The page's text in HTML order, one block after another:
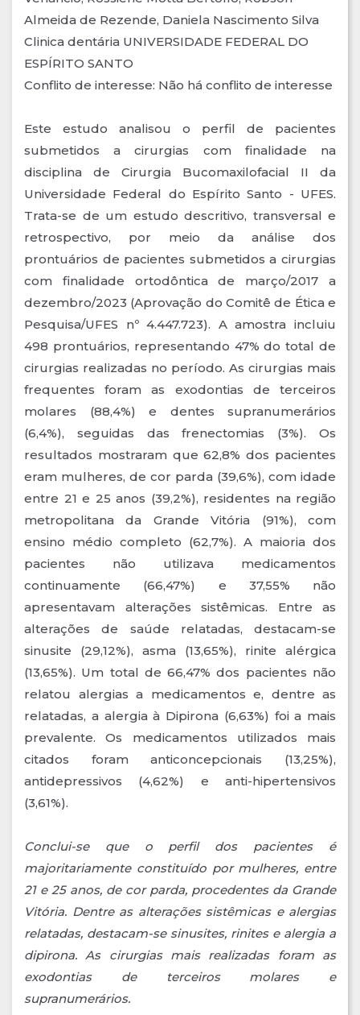
Almeida de Rezende, Daniela Nascimento Silva
Clinica dentária UNIVERSIDADE FEDERAL DO
ESPÍRITO SANTO
Conflito de interesse: Não há conflito de interesse
Este estudo analisou o perfil de pacientes
submetidos a cirurgias com finalidade na
disciplina de Cirurgia Bucomaxilofacial II da
Universidade Federal do Espírito Santo - UFES.
Trata-se de um estudo descritivo, transversal e
retrospectivo, por meio da análise dos
prontuários de pacientes submetidos a cirurgias
com finalidade ortodôntica de março/2017 a
dezembro/2023 (Aprovação do Comitê de Ética e
Pesquisa/UFES nº 4.447.723). A amostra incluiu
498 prontuários, representando 47% do total de
cirurgias realizadas no período. As cirurgias mais
frequentes foram as exodontias de terceiros
molares (88,4%) e dentes supranumerários
(6,4%), seguidas das frenectomias (3%). Os
resultados mostraram que 62,8% dos pacientes
eram mulheres, de cor parda (39,6%), com idade
entre 21 e 25 anos (39,2%), residentes na região
metropolitana da Grande Vitória (91%), com
ensino médio completo (62,7%). A maioria dos
pacientes não utilizava medicamentos
continuamente (66,47%) e 37,55% não
apresentavam alterações sistêmicas. Entre as
alterações de saúde relatadas, destacam-se
sinusite (29,12%), asma (13,65%), rinite alérgica
(13,65%). Um total de 66,47% dos pacientes não
relatou alergias a medicamentos e, dentre as
relatadas, a alergia à Dipirona (6,63%) foi a mais
prevalente. Os medicamentos utilizados mais
citados foram anticoncepcionais (13,25%),
antidepressivos (4,62%) e anti-hipertensivos
(3,61%).
Conclui-se que o perfil dos pacientes é
majoritariamente constituído por mulheres, entre
21 e 25 anos, de cor parda, procedentes da Grande
Vitória. Dentre as alterações sistêmicas e alergias
relatadas, destacam-se sinusites, rinites e alergia a
dipirona. As cirurgias mais realizadas foram as
exodontias de terceiros molares e
supranumerários.